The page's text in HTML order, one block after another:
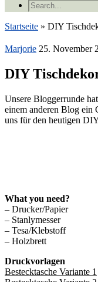
Startseite » DIY
Marjorie 25. November
DIY
Unsere Bloggerrunde
einem anderen Blog ein
uns für den heutigen
What you need?
– Drucker/Papier
– Stanlymesser
– Tesa/Klebstoff
– Holzbrett
Druckvorlagen
Bestecktasche Variante 1